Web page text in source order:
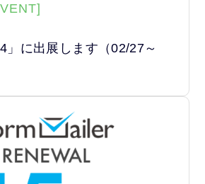
」に出展します（02/27～